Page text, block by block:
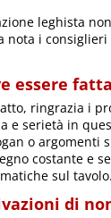
leghista
nota i
essere
atto, ringrazia i
e serietà in
o argomenti
costante e
sul tavolo.
di